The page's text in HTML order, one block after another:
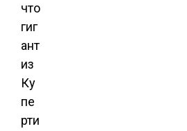
что
гиг
ант
из
Ку
пе
рти